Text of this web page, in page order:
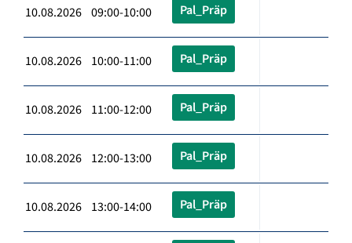
10.08.2026 09:00-10:00 Pal_Präp
10.08.2026 10:00-11:00 Pal_Präp
10.08.2026 11:00-12:00 Pal_Präp
10.08.2026 12:00-13:00 Pal_Präp
10.08.2026 13:00-14:00 Pal_Präp